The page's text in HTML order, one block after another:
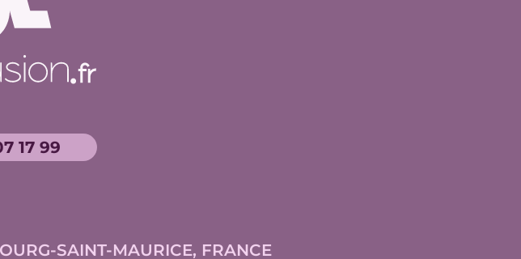
17 99
SAINT-MAURICE, FRANCE